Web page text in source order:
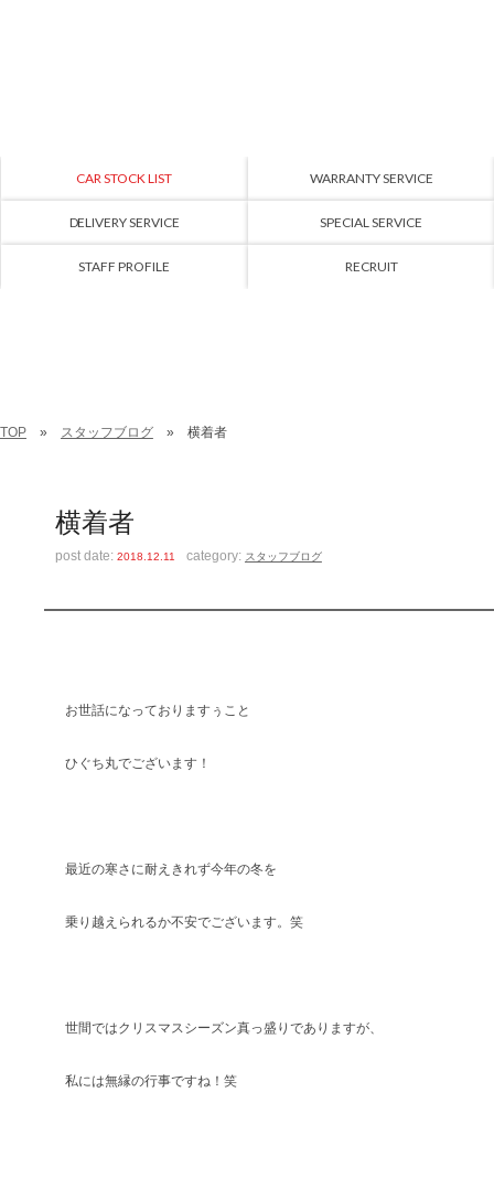
CAR STOCK LIST WARRANTY SERVICE
DELIVERY SERVICE SPECIAL SERVICE
STAFF PROFILE RECRUIT
TOP スタッフブログ 横着者
横着者
post date:2018.12.11 category: スタッフブログ
お世話になっておりますぅこと
ひぐち丸でございます！
最近の寒さに耐えきれず今年の冬を
乗り越えられるか不安でございます。笑
世間ではクリスマスシーズン真っ盛りでありますが、
私には無縁の行事ですね！笑